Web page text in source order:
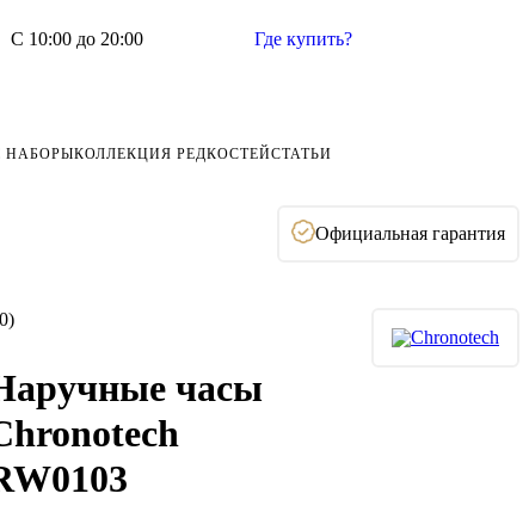
С 10:00 до 20:00 Где купить?
НАБОРЫКОЛЛЕКЦИЯ РЕДКОСТЕЙСТАТЬИ
Официальная гарантия
часы